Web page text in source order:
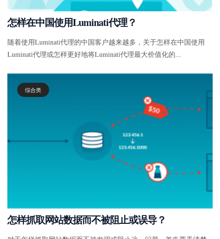
怎样在中国使用Luminati代理？
随着使用Luminati代理的中国客户越来越多，关于怎样在中国使用
Luminati代理或怎样更好地将Luminati代理最大价值化的...
综合类
怎样抓取网站数据而不被阻止或误导？